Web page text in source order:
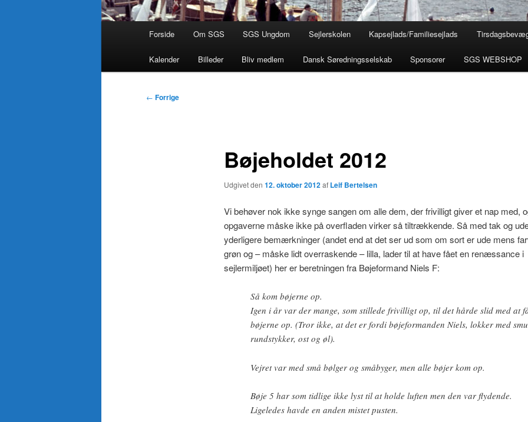
Forside Om SGS SGS Ungdom Sejlerskolen Kapsejlads/Familiesejlads
Kalender Billeder Bliv medlem Dansk Søredningsselskab Sponsorer SGS WEBSHOP
Indlægsnavigation
← Forrige
Bøjeholdet 2012
Udgivet den 12. oktober 2012af Leif Bertelsen
Vi behøver nok ikke synge sangen om alle dem, der frivilligt giver et nap med,
opgaverne måske ikke på overfladen virker så tiltrækkende. Så med tak og
yderligere bemærkninger (andet end at det ser ud som om sort er ude mens
grøn og – måske lidt overraskende – lilla, lader til at have fået en renæssance i
sejlermiljøet) her er beretningen fra Bøjeformand Niels F:
Så kom bøjerne op.
Igen i år var der mange, som stillede frivilligt op, til det hårde slid med at
bøjerne op. (Tror ikke, at det er fordi bøjeformanden Niels, lokker med
rundstykker, ost og øl).
Vejret var med små bølger og småbyger, men alle bøjer kom op.
Bøje 5 har som tidlige ikke lyst til at holde luften men den var flydende.
Ligeledes havde en anden mistet pusten.